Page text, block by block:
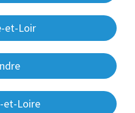
et-Loir
et-Loire